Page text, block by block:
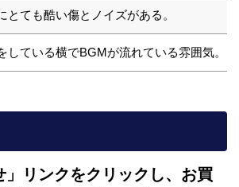
とても酷い傷とノイズがある。
している横でBGMが流れている雰囲気。
」リンクをクリックし、 お買